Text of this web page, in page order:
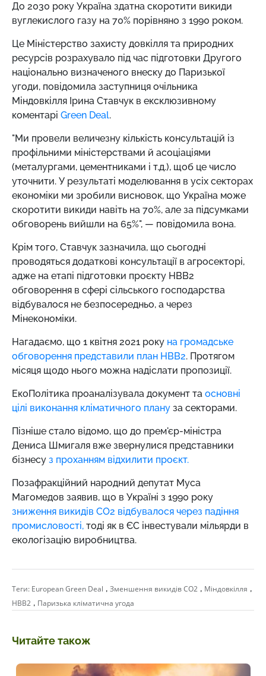
До 2030 року Україна здатна скоротити викиди
вуглекислого газу на 70% порівняно з 1990 роком.
Це Міністерство захисту довкілля та природних
ресурсів розрахувало під час підготовки Другого
національно визначеного внеску до Паризької
угоди, повідомила заступниця очільника
Міндовкілля Ірина Ставчук в ексклюзивному
коментарі Green Deal.
"Ми провели величезну кількість консультацій із
профільними міністерствами й асоціаціями
(металургами, цементниками і т.д.), щоб це число
уточнити. У результаті моделювання в усіх секторах
економіки ми зробили висновок, що Україна може
скоротити викиди навіть на 70%, але за підсумками
обговорень вийшли на 65%", — повідомила вона.
Крім того, Ставчук зазначила, що сьогодні
проводяться додаткові консультації в агросекторі,
адже на етапі підготовки проєкту НВВ2
обговорення в сфері сільського господарства
відбувалося не безпосередньо, а через
Мінекономіки.
Нагадаємо, що 1 квітня 2021 року на громадське
обговорення представили план НВВ2. Протягом
місяця щодо нього можна надіслати пропозиції.
ЕкоПолітика проаналізувала документ та основні
цілі виконання кліматичного плану за секторами.
Пізніше стало відомо, що до прем'єр-міністра
Дениса Шмигаля вже звернулися представники
бізнесу з проханням відхилити проєкт.
Позафракційний народний депутат Муса
Магомедов заявив, що в Україні з 1990 року
зниження викидів СО2 відбувалося через падіння
промисловості, тоді як в ЄС інвестували мільярди в
екологізацію виробництва.
Теги: European Green Deal , Зменшення викидів СО2 , Міндовкілля ,
НВВ2 , Паризька кліматична угода
Читайте також